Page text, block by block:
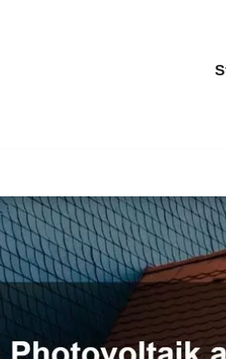
✓Dacheindeckung,
Ihr Erfolg, unser